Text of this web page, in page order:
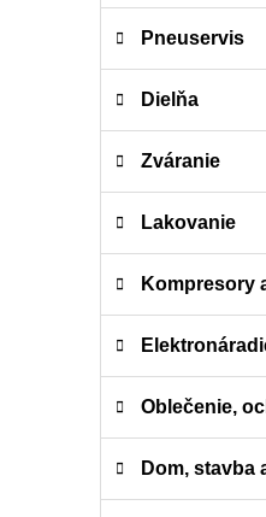
Pneuservis
Dielňa
Zváranie
Lakovanie
Kompresory
Oblečenie,
Dom, stavba